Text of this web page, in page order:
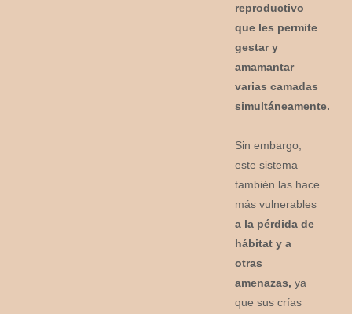
reproductivo
que les permite
gestar y
amamantar
varias camadas
simultáneamente.
Sin embargo,
este sistema
también las hace
más vulnerables
a la pérdida de
hábitat y a
otras
amenazas, ya
que sus crías